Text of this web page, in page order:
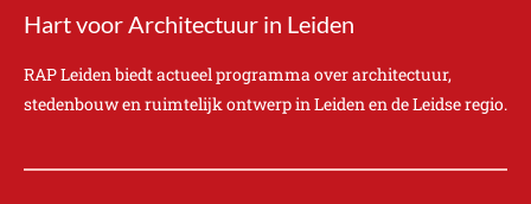
Hart voor Architectuur in Leiden
RAP Leiden biedt actueel programma over architectuur,
stedenbouw en ruimtelijk ontwerp in Leiden en de Leidse regio.